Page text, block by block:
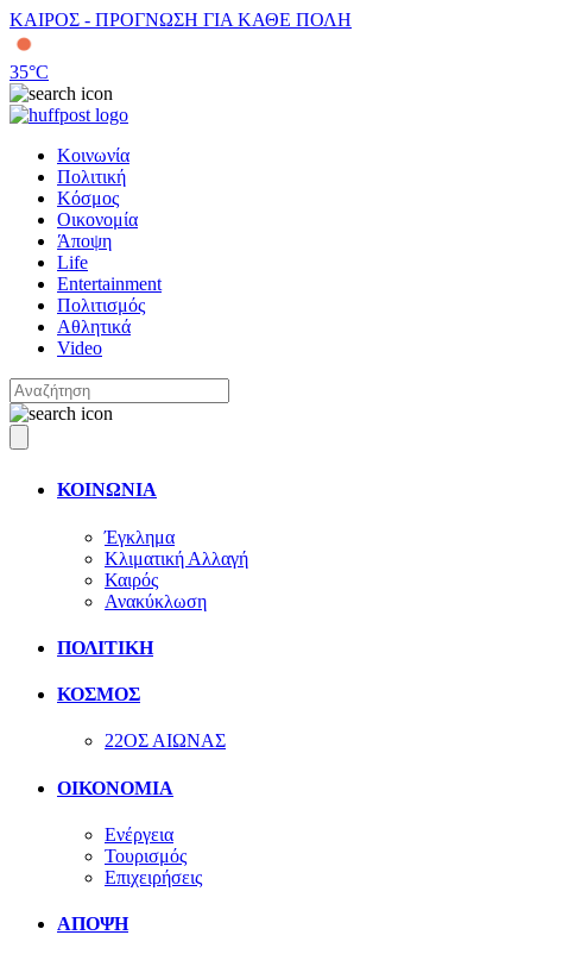
ΚΑΙΡΟΣ - ΠΡΟΓΝΩΣΗ ΓΙΑ ΚΑΘΕ ΠΟΛΗ
35°C
Κοινωνία
Πολιτική
Κόσμος
Οικονομία
Άποψη
Life
Entertainment
Πολιτισμός
Αθλητικά
Video
ΚΟΙΝΩΝΙΑ
Έγκλημα
Κλιματική Αλλαγή
Καιρός
Ανακύκλωση
ΠΟΛΙΤΙΚΗ
ΚΟΣΜΟΣ
22ΟΣ ΑΙΩΝΑΣ
ΟΙΚΟΝΟΜΙΑ
Ενέργεια
Τουρισμός
Επιχειρήσεις
ΑΠΟΨΗ